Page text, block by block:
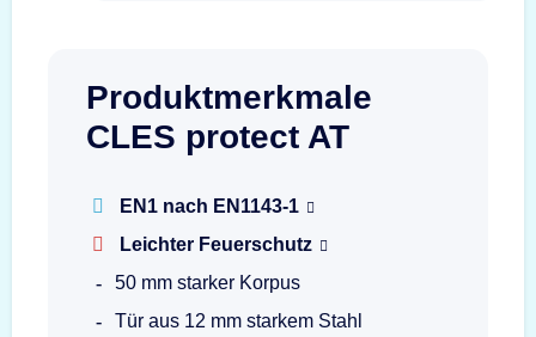
Produktmerkmale
CLES protect AT
EN1 nach EN1143-1
Leichter Feuerschutz
50 mm starker Korpus
Tür aus 12 mm starkem Stahl